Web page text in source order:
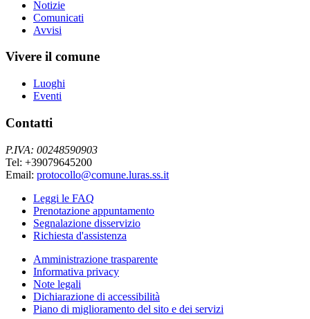
Notizie
Comunicati
Avvisi
Vivere il comune
Luoghi
Eventi
Contatti
P.IVA: 00248590903
Tel: +39079645200
Email: protocollo@comune.luras.ss.it
Leggi le FAQ
Prenotazione appuntamento
Segnalazione disservizio
Richiesta d'assistenza
Amministrazione trasparente
Informativa privacy
Note legali
Dichiarazione di accessibilità
Piano di miglioramento del sito e dei servizi